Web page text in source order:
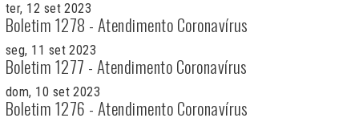
ter, 12 set 2023
Boletim 1278 - Atendimento Coronavírus
seg, 11 set 2023
Boletim 1277 - Atendimento Coronavírus
dom, 10 set 2023
Boletim 1276 - Atendimento Coronavírus